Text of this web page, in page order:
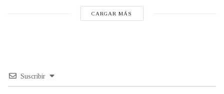
CARGAR MÁS
Suscribir